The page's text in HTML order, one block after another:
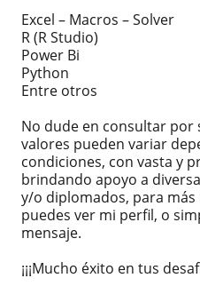
Excel – Macros – Solver
R (R Studio)
Power Bi
Python
Entre otros
No dude en consultar
valores pueden variar
condiciones, con vasta y
brindando apoyo a
y/o diplomados, para
puedes ver mi perfil, o
mensaje.
¡¡¡Mucho éxito en tus